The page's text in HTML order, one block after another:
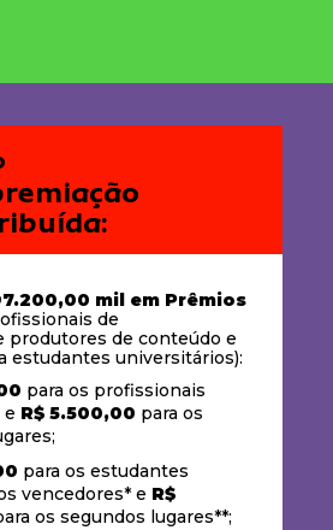
mil em Prêmios
de
produtores de conteúdo e
estudantes universitários):
para os profissionais
e R$ 5.500,00 para os
para os estudantes
vencedores* e R$
os segundos lugares**;